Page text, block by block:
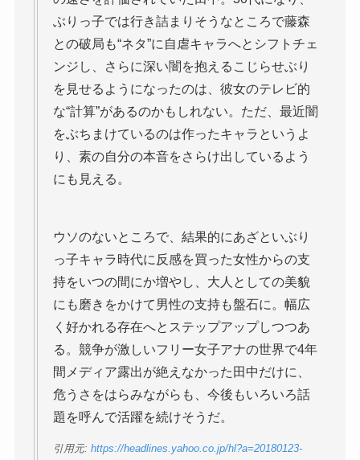
ぶりっ子では行き詰まりそうなところで藤森
との破局も“ネタ”に自虐キャラへとシフトチェ
ンジし、さらに深い闇を抱えるこじらせぶり
を見せるようになったのは、彼女のテレビ的
な“計算”があるのかもしれない。ただ、最近闇
をぶちまけているのは作ったキャラというよ
り、素の自分の本音をさらけ出しているよう
にも見える。
ウソのないところで、結果的にあざといぶり
っ子キャラ時代に反感を買った女性からの支
持をいつの間にか増やし、大人としての美貌
にも磨きをかけて男性の支持も盤石に。幅広
く好かれる存在へとステップアップしつつあ
る。競争が激しいフリー女子アナの世界で4年
間メディア露出が絶えなかった田中だけに、
危うさをはらみながらも、今後もいろいろ話
題を呼んで活躍を続けそうだ。
引用元: https://headlines.yahoo.co.jp/hl?a=20180123-